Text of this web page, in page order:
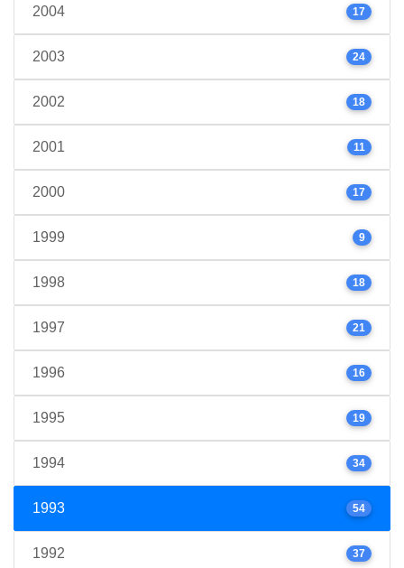
2004 17
2003 24
2002 18
2001 11
2000 17
1999 9
1998 18
1997 21
1996 16
1995 19
1994 34
1993 54
1992 37